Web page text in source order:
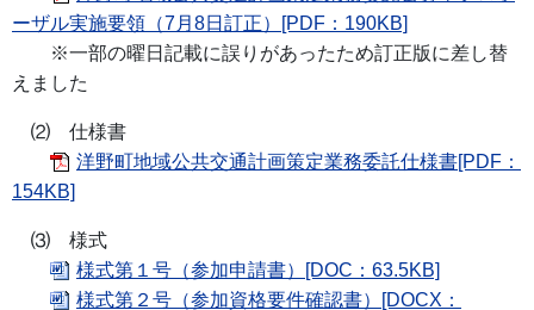
ーザル実施要領（7月8日訂正）[PDF：190KB]
※一部の曜日記載に誤りがあったため訂正版に差し替
えました
⑵ 仕様書
洋野町地域公共交通計画策定業務委託仕様書[PDF：
154KB]
⑶ 様式
様式第１号（参加申請書）[DOC：63.5KB]
様式第２号（参加資格要件確認書）[DOCX：